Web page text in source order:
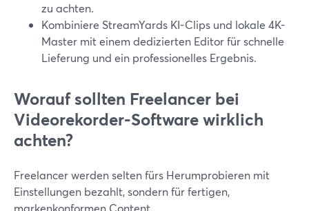
zu achten.
Kombiniere StreamYards KI-Clips und lokale 4K-
Master mit einem dedizierten Editor für schnelle
Lieferung und ein professionelles Ergebnis.
Worauf sollten Freelancer bei
Videorekorder-Software wirklich
achten?
Freelancer werden selten fürs Herumprobieren mit
Einstellungen bezahlt, sondern für fertigen,
markenkonformen Content.